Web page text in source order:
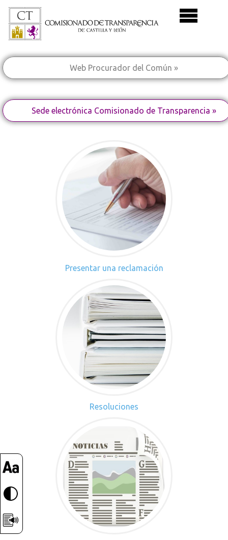
Web Procurador del Común »
Sede electrónica Comisionado de Transparencia »
Presentar una reclamación
Resoluciones